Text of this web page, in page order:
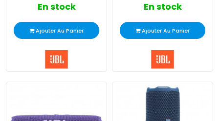
En stock
Ajouter Au Panier
En stock
Ajouter Au Panier